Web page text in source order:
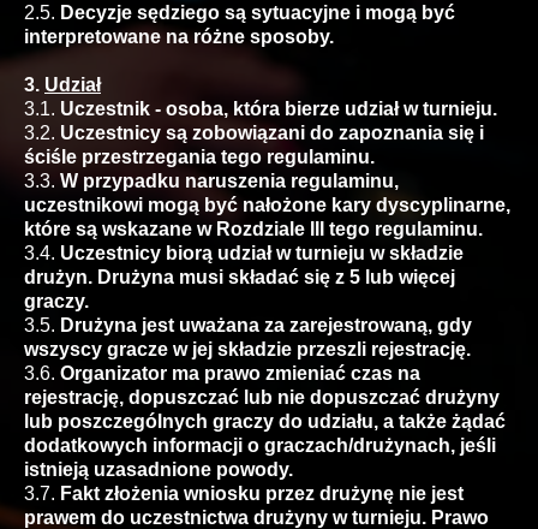
2.5. Decyzje sędziego są sytuacyjne i mogą być
interpretowane na różne sposoby.
3. Udział
3.1. Uczestnik - osoba, która bierze udział w turnieju.
3.2. Uczestnicy są zobowiązani do zapoznania się i
ściśle przestrzegania tego regulaminu.
3.3. W przypadku naruszenia regulaminu,
uczestnikowi mogą być nałożone kary dyscyplinarne,
które są wskazane w Rozdziale III tego regulaminu.
3.4. Uczestnicy biorą udział w turnieju w składzie
drużyn. Drużyna musi składać się z 5 lub więcej
graczy.
3.5. Drużyna jest uważana za zarejestrowaną, gdy
wszyscy gracze w jej składzie przeszli rejestrację.
3.6. Organizator ma prawo zmieniać czas na
rejestrację, dopuszczać lub nie dopuszczać drużyny
lub poszczególnych graczy do udziału, a także żądać
dodatkowych informacji o graczach/drużynach, jeśli
istnieją uzasadnione powody.
3.7. Fakt złożenia wniosku przez drużynę nie jest
prawem do uczestnictwa drużyny w turnieju. Prawo